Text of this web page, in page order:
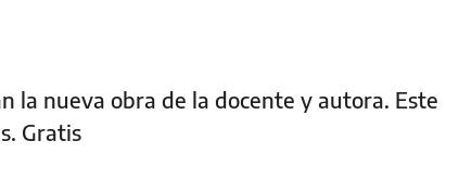
la nueva obra de la docente y autora. Este
Gratis